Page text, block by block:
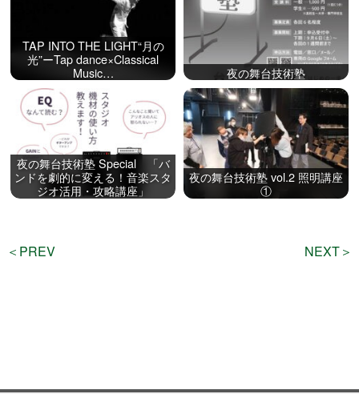
施設を使いたい
公演をみたい
ニュースリリース
スケジュール
TAP INTO THE LIGHT“月の
光”ーTap dance×Classical
Music…
夜の舞台技術塾
夜の舞台技術塾 Special 「バ
ンドを劇的に変える！音楽スタ
ジオ活用・攻略講座」
夜の舞台技術塾 vol.2 照明講座
①
＜PREV NEXT＞